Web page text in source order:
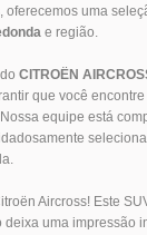
uma
e região.
CITROËN
que você
equipe está
Aircross! Este
uma impressão